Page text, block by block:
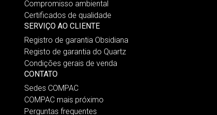
Compromisso ambiental
Certificados de qualidade
SERVIÇO AO CLIENTE
Registro de garantia Obsidiana
Registo de garantia do Quartz
Condições gerais de venda
CONTATO
Sedes COMPAC
COMPAC mais próximo
Perguntas frequentes